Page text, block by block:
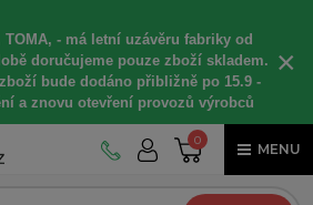
TOMA, - má letní uzávěru fabriky od
doručujeme pouze zboží skladem.
zboží bude dodáno přibližně po 15.9 -
a znovu otevření provozů výrobců
×
0
MENU